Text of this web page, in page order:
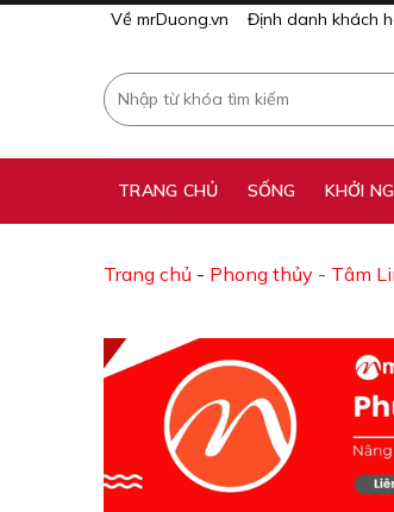
Về mrDuong.vn Định danh khách
Tìm
kiếm:
TRANG CHỦ SỐNG KHỞI
Trang chủ - Phong thủy - Tâm